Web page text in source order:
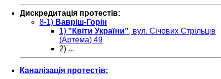
Дискредитація протестів:
8-1) Вавріш-Горін
1) "Квіти України", вул. Січових Стрільців
(Артема) 49
2) ...
Каналізація протестів: